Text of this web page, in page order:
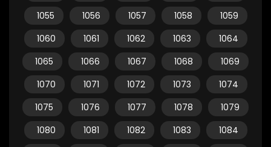
1055
1056 1057 1058
1059
1060
1061 1062 1063
1064
1065
1066 1067 1068
1069
1070
1071 1072 1073
1074
1075
1076 1077 1078
1079
1080
1081 1082 1083
1084